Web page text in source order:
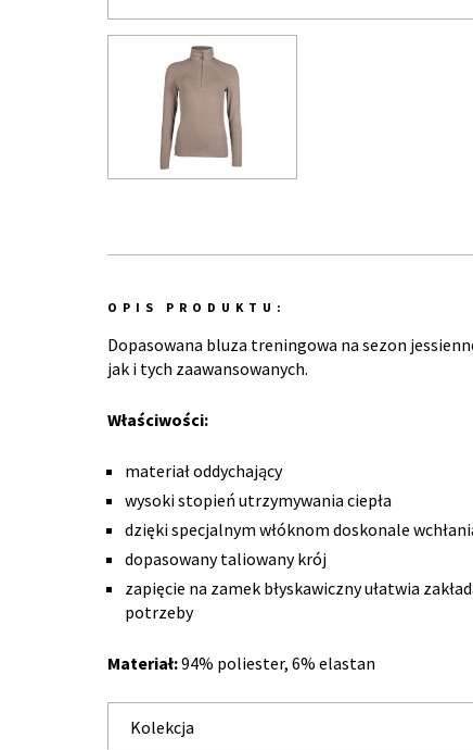
OPIS PRODUKTU:
Dopasowana bluza treningowa na sezon
jak i tych zaawansowanych.
Właściwości:
materiał oddychający
wysoki stopień utrzymywania ciepła
dzięki specjalnym włóknom doskonale
dopasowany taliowany krój
zapięcie na zamek błyskawiczny ułatwia
potrzeby
Materiał:94% poliester, 6% elastan
Kolekcja